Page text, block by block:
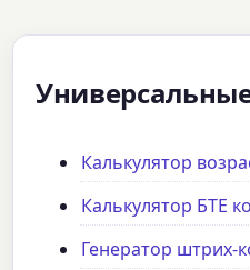
Калькулятор
Калькулятор БТЕ
Генератор штрих-